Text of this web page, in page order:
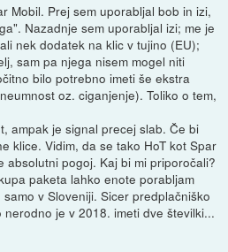
Mobil. Prej sem uporabljal bob in izi,
Nazadnje sem uporabljal izi; me je
nek dodatek na klic v tujino (EU);
sam pa njega nisem mogel niti
bilo potrebno imeti še ekstra
oz. ciganjenje). Toliko o tem,
ampak je signal precej slab. Če bi
klice. Vidim, da se tako HoT kot Spar
absolutni pogoj. Kaj bi mi priporočali?
paketa lahko enote porabljam
v Sloveniji. Sicer predplačniško
je v 2018. imeti dve številki...